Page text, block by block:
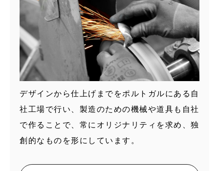
デザインから仕上げまでをポルトガルにある自
社工場で行い、製造のための機械や道具も自社
で作ることで、常にオリジナリティを求め、独
創的なものを形にしています。